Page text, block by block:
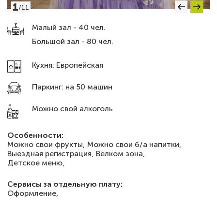
Малый зал - 40 чел.
Большой зал - 80 чел.
Кухня: Европейская
Паркинг: на 50 машин
Можно свой алкоголь
Особенности:
Можно свои фрукты, Можно свои б/а напитки,
Выездная регистрация, Велком зона,
Детское меню,
Сервисы за отдельную плату:
Оформление,
1/11